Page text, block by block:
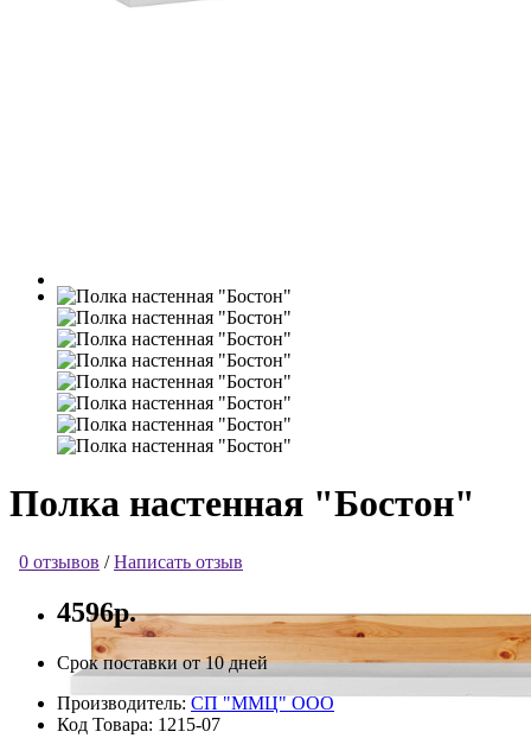
Полка настенная "Бостон"
0 отзывов /Написать отзыв
4596р.
Срок поставки от 10 дней
Производитель: СП "ММЦ" ООО
Код Товара: 1215-07